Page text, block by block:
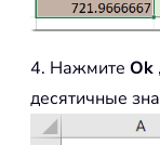
4. Нажмите Ok
десятичные